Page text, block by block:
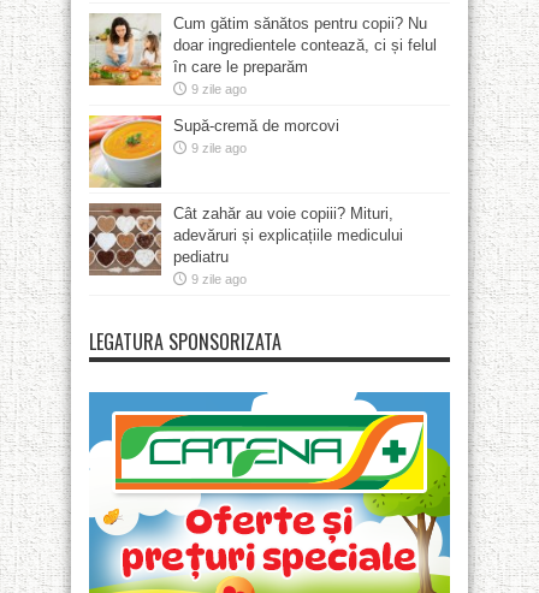
Cum gătim sănătos pentru copii? Nu
doar ingredientele contează, ci și felul
în care le preparăm
9 zile ago
Supă-cremă de morcovi
9 zile ago
Cât zahăr au voie copiii? Mituri,
adevăruri și explicațiile medicului
pediatru
9 zile ago
LEGATURA SPONSORIZATA